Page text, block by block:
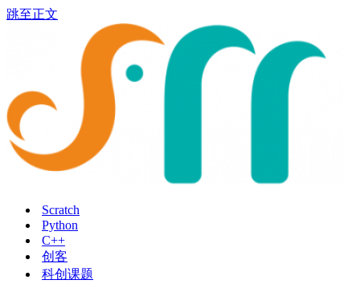
跳至正文
Scratch
Python
C++
创客
科创课题